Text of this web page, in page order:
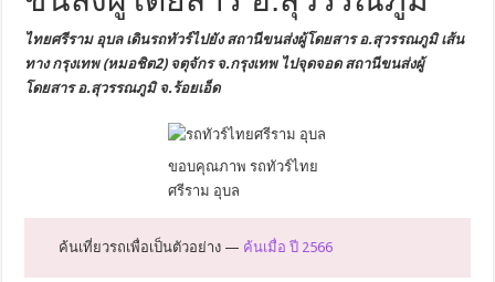
ไทยศรีราม อุบล เดินรถทัวร์ไปยังสถานีขนส่งผู้โดยสาร อ.สุวรรณภูมิเส้น
ทาง กรุงเทพ (หมอชิต2) จตุจักร จ.กรุงเทพ ไปจุดจอด สถานีขนส่งผู้
โดยสาร อ.สุวรรณภูมิ จ.ร้อยเอ็ด
ขอบคุณภาพ รถทัวร์ไทย
ศรีราม อุบล
ค้นเที่ยวรถเพื่อเป็นตัวอย่าง — ค้นเมื่อ ปี 2566